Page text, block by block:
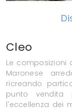
Cleo
Le composizioni
Maronese
ricreando
punto vendita
l'eccellenza dei